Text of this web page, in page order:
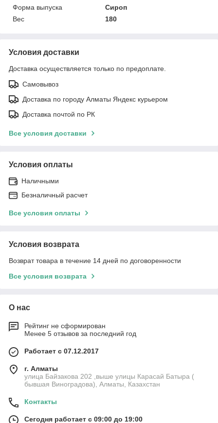
Форма выпуска
Сироп
Вес
180
Условия доставки
Доставка осуществляется только по предоплате.
Самовывоз
Доставка по городу Алматы Яндекс курьером
Доставка почтой по РК
Все условия доставки
Условия оплаты
Наличными
Безналичный расчет
Все условия оплаты
Условия возврата
Возврат товара в течение 14 дней по договоренности
Все условия возврата
О нас
Рейтинг не сформирован
Менее 5 отзывов за последний год
Работает с 07.12.2017
г. Алматы
улица Байзакова 202 ,выше улицы Карасай Батыра (
бывшая Виноградова), Алматы, Казахстан
Контакты
Сегодня работает с 09:00 до 19:00